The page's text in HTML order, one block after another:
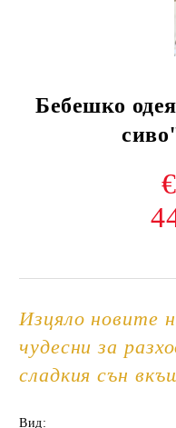
Бебешко
Изцяло новите
чудесни за
сладкия сън
Вид: